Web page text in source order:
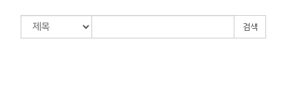
검색